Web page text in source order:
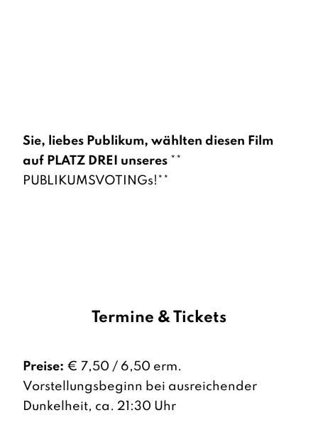
Sie, liebes Publikum, wählten diesen Film
auf PLATZ DREI
unseres **
PUBLIKUMSVOTINGs!**
Termine & Tickets
Preise: € 7,50 / 6,50 erm.
Vorstellungsbeginn bei ausreichender
Dunkelheit, ca. 21:30 Uhr